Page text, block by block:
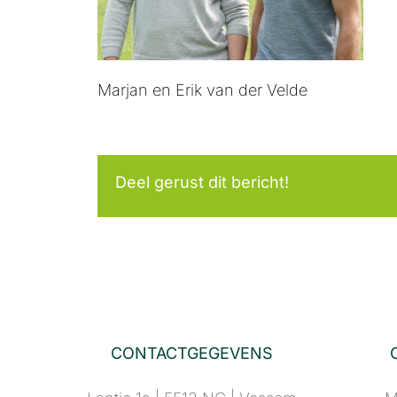
Marjan en Erik van der Velde
Deel gerust dit bericht!
CONTACTGEGEVENS